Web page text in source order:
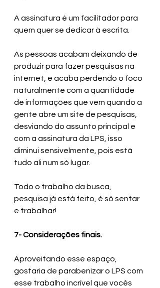
A assinatura é um facilitador para
quem quer se dedicar à escrita.
As pessoas acabam deixando de
produzir para fazer pesquisas na
internet, e acaba perdendo o foco
naturalmente com a quantidade
de informações que vem quando a
gente abre um site de pesquisas,
desviando do assunto principal e
com a assinatura da LPS, isso
diminui sensivelmente, pois está
tudo ali num só lugar.
Todo o trabalho da busca,
pesquisa já está feito, é só sentar
e trabalhar!
7- Considerações finais.
Aproveitando esse espaço,
gostaria de parabenizar o LPS com
esse trabalho incrível que vocês